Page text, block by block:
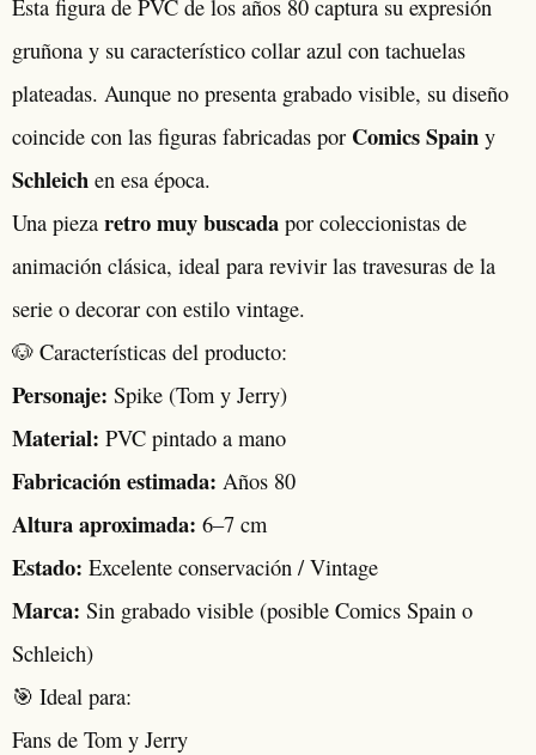
Esta figura de PVC de los años 80 captura su expresión
gruñona y su característico collar azul con tachuelas
plateadas. Aunque no presenta grabado visible, su diseño
coincide con las figuras fabricadas por Comics Spain y
Schleich en esa época.
Una pieza retro muy buscada por coleccionistas de
animación clásica, ideal para revivir las travesuras de la
serie o decorar con estilo vintage.
🐶 Características del producto:
Personaje: Spike (Tom y Jerry)
Material: PVC pintado a mano
Fabricación estimada: Años 80
Altura aproximada: 6–7 cm
Estado: Excelente conservación / Vintage
Marca: Sin grabado visible (posible Comics Spain o
Schleich)
🎯 Ideal para:
Fans de Tom y Jerry